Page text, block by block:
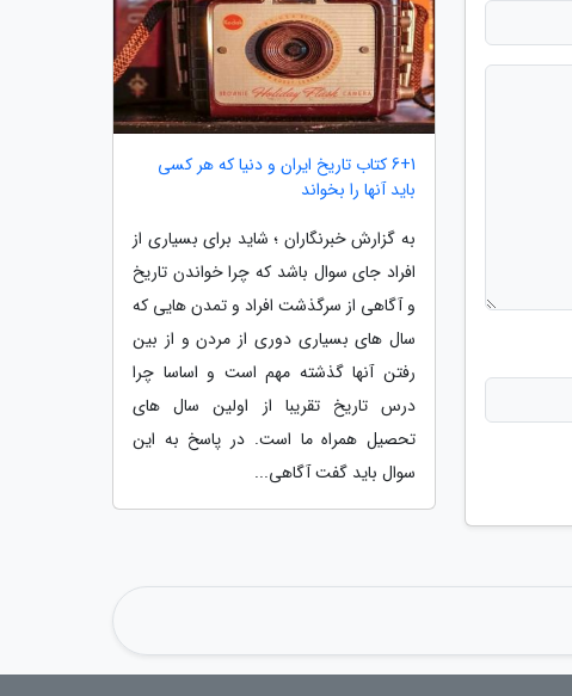
6+1 کتاب تاریخ ایران و دنیا که هر کسی
باید آنها را بخواند
به گزارش خبرنگاران ؛ شاید برای بسیاری از
افراد جای سوال باشد که چرا خواندن تاریخ
و آگاهی از سرگذشت افراد و تمدن هایی که
سال های بسیاری دوری از مردن و از بین
رفتن آنها گذشته مهم است و اساسا چرا
درس تاریخ تقریبا از اولین سال های
تحصیل همراه ما است. در پاسخ به این
سوال باید گفت آگاهی...